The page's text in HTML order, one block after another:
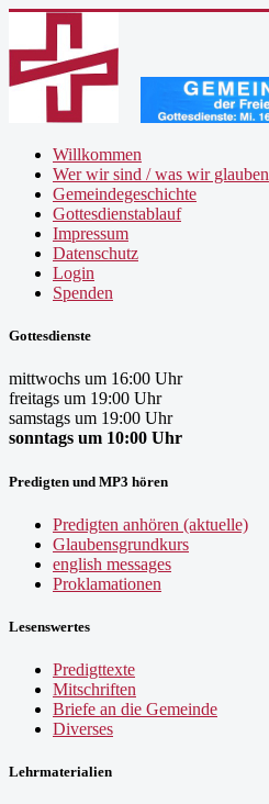
Willkommen
Wer wir sind / was wir glauben
Gemeindegeschichte
Gottesdienstablauf
Impressum
Datenschutz
Login
Spenden
Gottesdienste
mittwochs um 16:00 Uhr
freitags um 19:00 Uhr
samstags um 19:00 Uhr
sonntags um 10:00 Uhr
Predigten und MP3 hören
Predigten anhören (aktuelle)
Glaubensgrundkurs
english messages
Proklamationen
Lesenswertes
Predigttexte
Mitschriften
Briefe an die Gemeinde
Diverses
Lehrmaterialien